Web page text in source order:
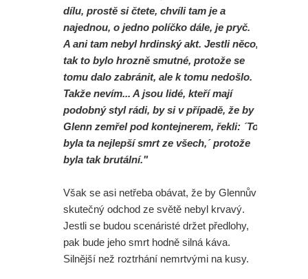
dílu, prostě si čtete, chvíli tam je a
najednou, o jedno políčko dále, je pryč.
A ani tam nebyl hrdinský akt. Jestli něco,
tak to bylo hrozně smutné, protože se
tomu dalo zabránit, ale k tomu nedošlo.
Takže nevím... A jsou lidé, kteří mají
podobný styl rádi, by si v případě, že by
Glenn zemřel pod kontejnerem, řekli: ´To
byla ta nejlepší smrt ze všech,´ protože
byla tak brutální."
Však se asi netřeba obávat, že by Glennův
skutečný odchod ze světě nebyl krvavý.
Jestli se budou scenáristé držet předlohy,
pak bude jeho smrt hodně silná káva.
Silnější než roztrhání nemrtvými na kusy.